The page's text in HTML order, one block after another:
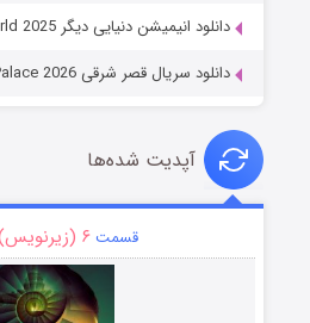
دانلود انیمیشن دنیایی دیگر Another World 2025
دانلود سریال قصر شرقی The East Palace 2026
آپدیت شده‌ها
قسمت ۶ (زیرنویس)